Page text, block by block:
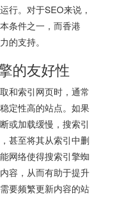
行。对于SEO来说，
条件之一，而香港
的支持。
的友好性
和索引网页时，通常
定性高的站点。如果
或加载缓慢，搜索引
甚至将其从索引中删
网络使得搜索引擎蜘
容，从而有助于提升
要频繁更新内容的站